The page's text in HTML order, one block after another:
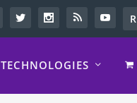
TECHNOLOGIES